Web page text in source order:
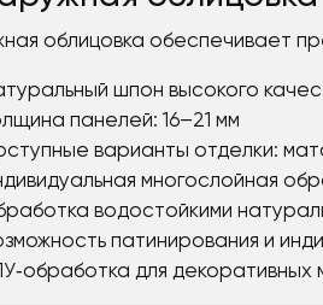
облицовка обеспечивает
шпон высокого
панелей: 16–21 мм
варианты отделки:
многослойная
водостойкими
патинирования и
для декоративных